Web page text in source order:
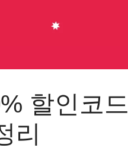
할인코드
리